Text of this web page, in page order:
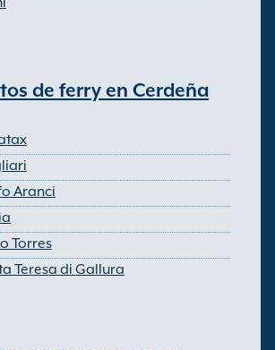
de ferry en Cerdeña
Aranci
Torres
Teresa di Gallura